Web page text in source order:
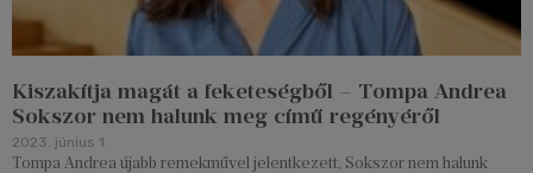
Kiszakítja magát a feketeségből – Tompa Andrea
Sokszor nem halunk meg című regényéről
2023. június 1.
Tompa Andrea újabb remekművel jelentkezett, Sokszor nem halunk